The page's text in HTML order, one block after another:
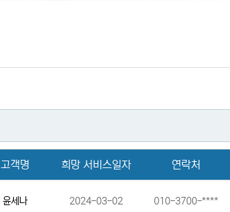
고객명 희망 서비스일자 연락처
윤세나 2024-03-02 010-3700-****